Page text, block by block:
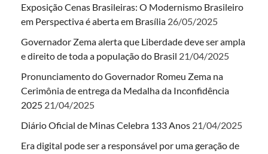
Exposição Cenas Brasileiras: O Modernismo Brasileiro
em Perspectiva é aberta em Brasília 26/05/2025
Governador Zema alerta que Liberdade deve ser ampla
e direito de toda a população do Brasil 21/04/2025
Pronunciamento do Governador Romeu Zema na
Cerimônia de entrega da Medalha da Inconfidência
2025 21/04/2025
Diário Oficial de Minas Celebra 133 Anos 21/04/2025
Era digital pode ser a responsável por uma geração de